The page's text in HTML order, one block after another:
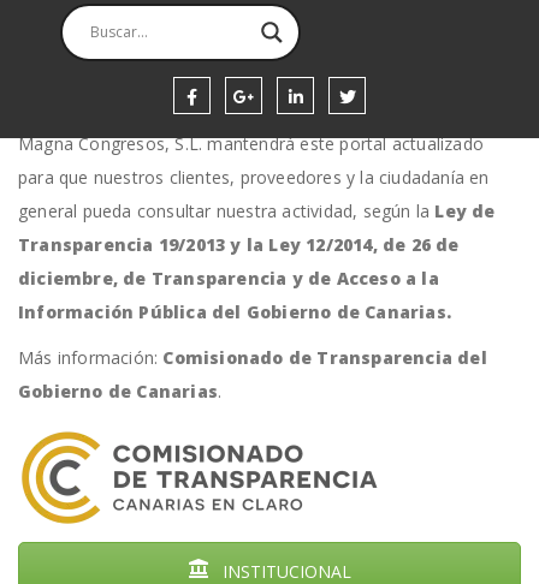
confianza en el entorno y dando cuenta de nuestra relación
con las administraciones públicas.
Ley Canaria de Transparencia
Magna Congresos, S.L. mantendrá este portal actualizado
para que nuestros clientes, proveedores y la ciudadanía en
general pueda consultar nuestra actividad, según la Ley de
Transparencia 19/2013 y la Ley 12/2014, de 26 de
diciembre, de Transparencia y de Acceso a la
Información Pública del Gobierno de Canarias.
Más información: Comisionado de Transparencia del
Gobierno de Canarias.
INSTITUCIONAL